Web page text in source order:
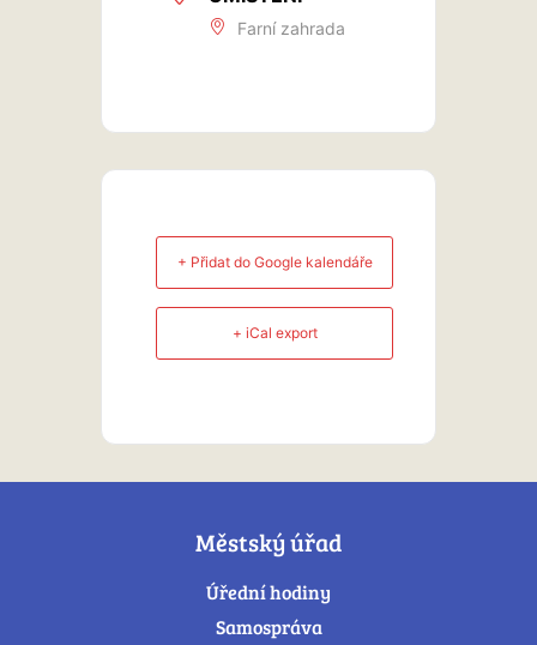
Farní zahrada
+ Přidat do Google kalendáře
+ iCal export
Městský úřad
Úřední hodiny
Samospráva